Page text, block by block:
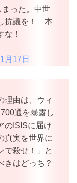
まった。中世
抗議を！ 本
な！
月17日
理由は、ウィ
通を暴露し
のISISに届け
真実を世界に
殺せ！」と
きはどっち？